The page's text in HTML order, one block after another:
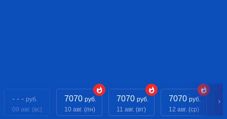
- - - руб.
09 авг. (вс)
7070 руб.
10 авг. (пн)
7070 руб.
11 авг. (вт)
7070 руб.
12 авг. (ср)